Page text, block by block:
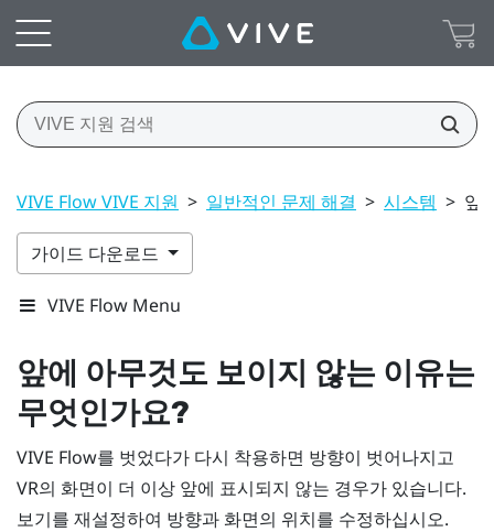
VIVE Flow VIVE 지원 > 일반적인 문제 해결 > 시스템 > 앞
가이드 다운로드
VIVE Flow Menu
앞에 아무것도 보이지 않는 이유는
무엇인가요?
VIVE Flow를 벗었다가 다시 착용하면 방향이 벗어나지고
VR의 화면이 더 이상 앞에 표시되지 않는 경우가 있습니다.
보기를 재설정하여 방향과 화면의 위치를 수정하십시오.